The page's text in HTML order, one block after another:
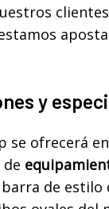
y
se ofrecerá
de estilo